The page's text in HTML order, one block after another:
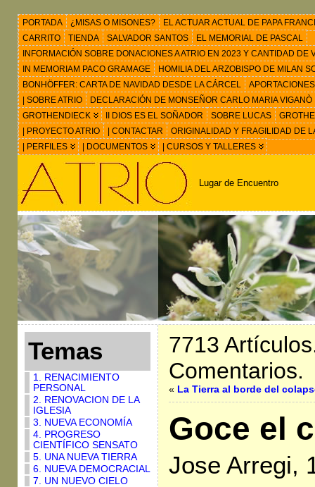
PORTADA ¿MISAS O MISONES?
EL ACTUAR ACTUAL DE PAPA
CARRITO
TIENDA SALVADOR SANTOS
EL MEMORIAL DE PASCAL
INFORMACIÓN SOBRE DONACIONES A ATRIO EN 2023 Y CANTIDAD
IN MEMORIAM PACO GRAMAGE
HOMILIA DEL ARZOBISPO DE MILAN
BONHÖFFER: CARTA DE NAVIDAD DESDE LA CÁRCEL
| SOBRE ATRIO
DECLARACIÓN DE MONSEÑOR CARLO MARIA VIGANÒ
GROTHENDIECK
II DIOS ES EL SOÑADOR SOBRE LUCAS
| PROYECTO ATRIO
| CONTACTAR
ORIGINALIDAD Y FRAGILIDAD DE
| PERFILES
| DOCUMENTOS | CURSOS Y TALLERES
Lugar de Encuentro
Temas
1. RENACIMIENTO
PERSONAL
2. RENOVACION DE LA
IGLESIA
3. NUEVA ECONOMÍA
4. PROGRESO
CIENTÍFICO SENSATO
5. UNA NUEVA TIERRA
6. NUEVA DEMOCRACIAL
7. UN NUEVO CIELO
7713
Comentarios.
« La Tierra al borde del
Goce el
Jose Arregi,